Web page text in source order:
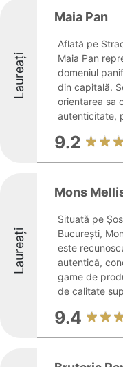
Laureați
Maia Pan
Aflată pe
Maia Pan
domeniul
din capitală.
orientarea sa
autenticitate,
9.2
Laureați
Mons
Situată pe
București,
este
autentică,
game de
de calitate
9.4